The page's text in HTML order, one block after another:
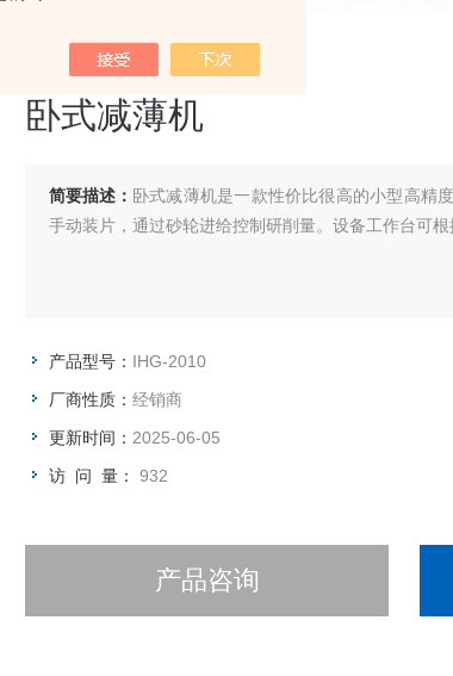
机
卧式减薄机
简要描述： 卧式减薄机是一款性价比很高的小型高精
手动装片，通过砂轮进给控制研削量。设备工作台可根
产品型号： IHG-2010
厂商性质： 经销商
更新时间： 2025-06-05
访 问 量： 932
产品咨询